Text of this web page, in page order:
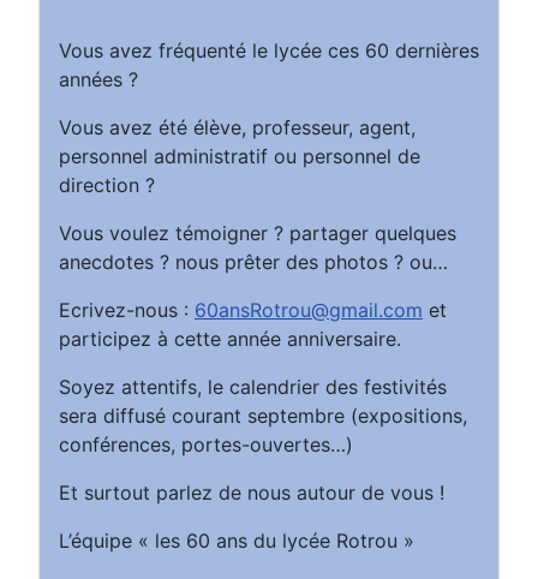
Vous avez fréquenté le lycée ces 60 dernières
années ?
Vous avez été élève, professeur, agent,
personnel administratif ou personnel de
direction ?
Vous voulez témoigner ? partager quelques
anecdotes ? nous prêter des photos ? ou…
Ecrivez-nous : 60ansRotrou@gmail.com et
participez à cette année anniversaire.
Soyez attentifs, le calendrier des festivités
sera diffusé courant septembre (expositions,
conférences, portes-ouvertes…)
Et surtout parlez de nous autour de vous !
L’équipe « les 60 ans du lycée Rotrou »